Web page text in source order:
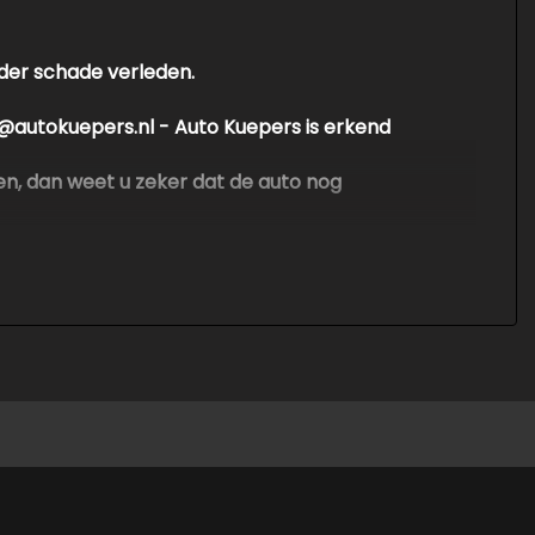
schade verleden.
- Auto Kuepers is erkend
dan weet u zeker dat de auto nog
pand en hebben geen personeel
altijd zelf de zaken welke voor jou